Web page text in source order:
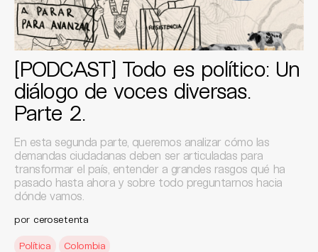
[PODCAST] Todo es político: Un
diálogo de voces diversas.
Parte 2.
En esta segunda parte, queremos analizar cómo las
demandas ciudadanas deben ser articuladas para
transformar el país, entender a grandes rasgos qué ha
pasado hasta ahora y sobre todo preguntarnos hacia
dónde vamos.
por cerosetenta
Política Colombia